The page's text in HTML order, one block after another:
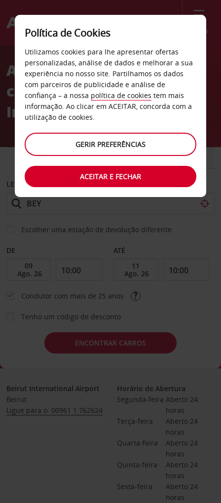
Menu
Welcome
AvisAluguer de
carros Aeroporto
Internacional de Beirute
CARRO COMERCIAIS
LEVANTAR EM
Escolher uma estação de devolução diferente
DE ATÉ
Condutor com mais de 25 anos
Tenho um código de desconto
ENCONTRAR CARROS
Beirut International Airport
Beirut
Ligue para o: 00961 1 762624
Horário de Abertura
Segunda-feira Aberto 24
horas
Terça-feira
Aberto 24
horas
Quarta-feira
Aberto 24
horas
Quinta-feira
Aberto 24
horas
Sexta-feira
Aberto 24
horas
Política de Cookies
Utilizamos cookies para lhe apresentar ofertas
personalizadas, análise de dados e melhorar a sua
experiência no nosso site. Partilhamos os dados
com parceiros de publicidade e análise de
confiança – a nossa política de cookies tem mais
informação. Ao clicar em ACEITAR, concorda com a
utilização de cookies.
GERIR PREFERÊNCIAS
ACEITAR E FECHAR